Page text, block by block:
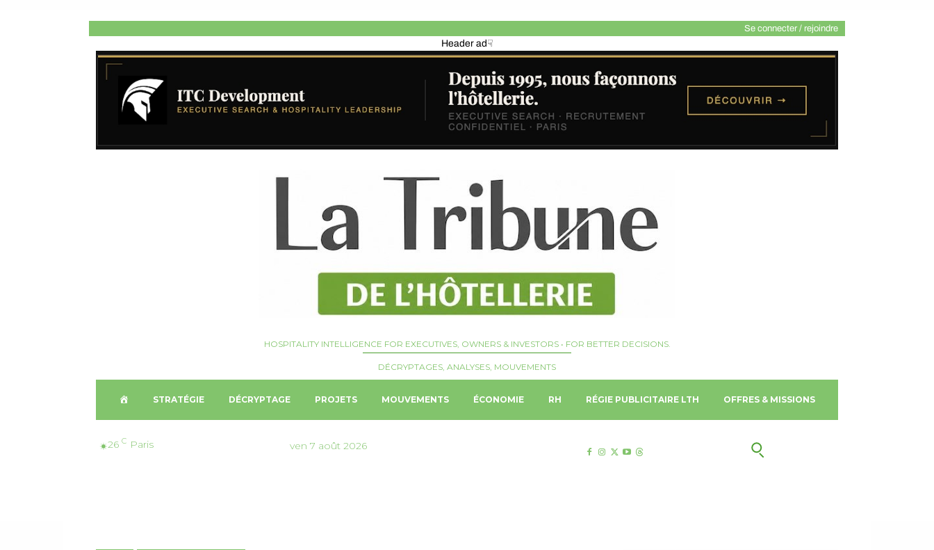
Se connecter / rejoindre
Header ad☟
HOSPITALITY INTELLIGENCE FOR EXECUTIVES, OWNERS & INVESTORS • FOR BETTER DECISIONS.
DÉCRYPTAGES, ANALYSES, MOUVEMENTS
STRATÉGIE DÉCRYPTAGE PROJETS MOUVEMENTS ÉCONOMIE RH RÉGIE PUBLICITAIRE LTH OFFRES & MISSIONS
26 C Paris ven 7 août 2026